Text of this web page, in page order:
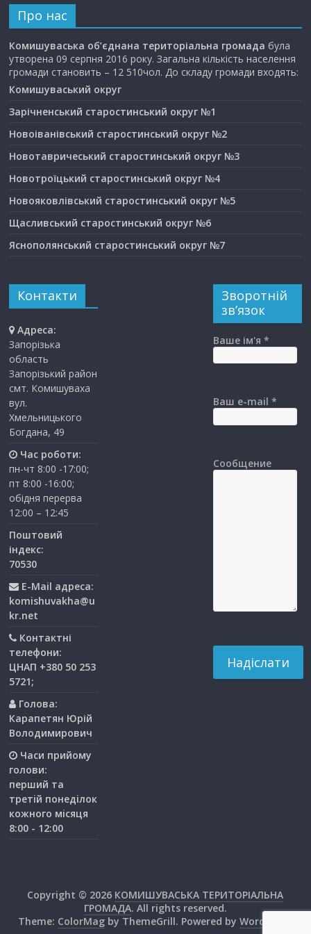
Про нас
Комишуваська об’єднана територіальна громада була
утворена 09 серпня 2016 року. Загальна кількість населення
громади становить – 12 510чол. До складу громади входять:
Комишуваський округ
Зарічненський старостинський округ №1
Новоіванівський старостинський округ №2
Новотавричеський старостинський округ №3
Новотроїцький старостинський округ №4
Новояковлівський старостинський округ №5
Щасливський старостинський округ №6
Яснополянський старостинський округ №7
Контакти
Адреса:
Запорізька
область
Запорізький район
смт. Комишуваха
вул.
Хмельницького
Богдана, 49
Час роботи:
пн-чт 8:00 -17:00;
пт 8:00 -16:00;
обідня перерва
12:00 – 12:45
Поштовий
індекс:
70530
E-Mail адреса:
komishuvakha@u
kr.net
Контактні
телефони:
ЦНАП +380 50 253
5721;
Голова:
Карапетян Юрій
Володимирович
Часи прийому
голови:
перший та
третiй понедiлок
кожного мiсяця
8:00 - 12:00
Зворотній
зв’язок
Ваше ім'я *
Ваш e-mail *
Сообщение
Copyright © 2026 КОМИШУВАСЬКА ТЕРИТОРІАЛЬНА
ГРОМАДА. All rights reserved.
Theme: ColorMagby ThemeGrill. Powered by WordPress